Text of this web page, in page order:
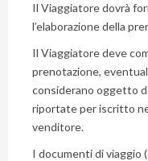
Il Viaggiatore dovrà
l’elaborazione della
Il Viaggiatore deve
prenotazione,
considerano oggetto
riportate per iscritto
venditore.
I documenti di viaggio